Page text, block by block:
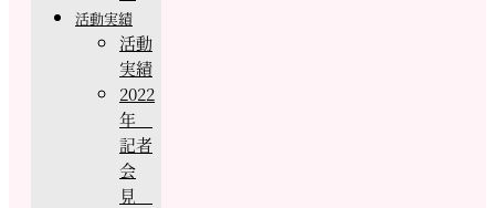
活動実績
活動
実績
2022
年
記者
会
見